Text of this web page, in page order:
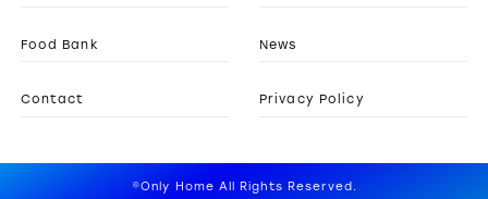
Food Bank News
Contact Privacy Policy
©Only Home All Rights Reserved.